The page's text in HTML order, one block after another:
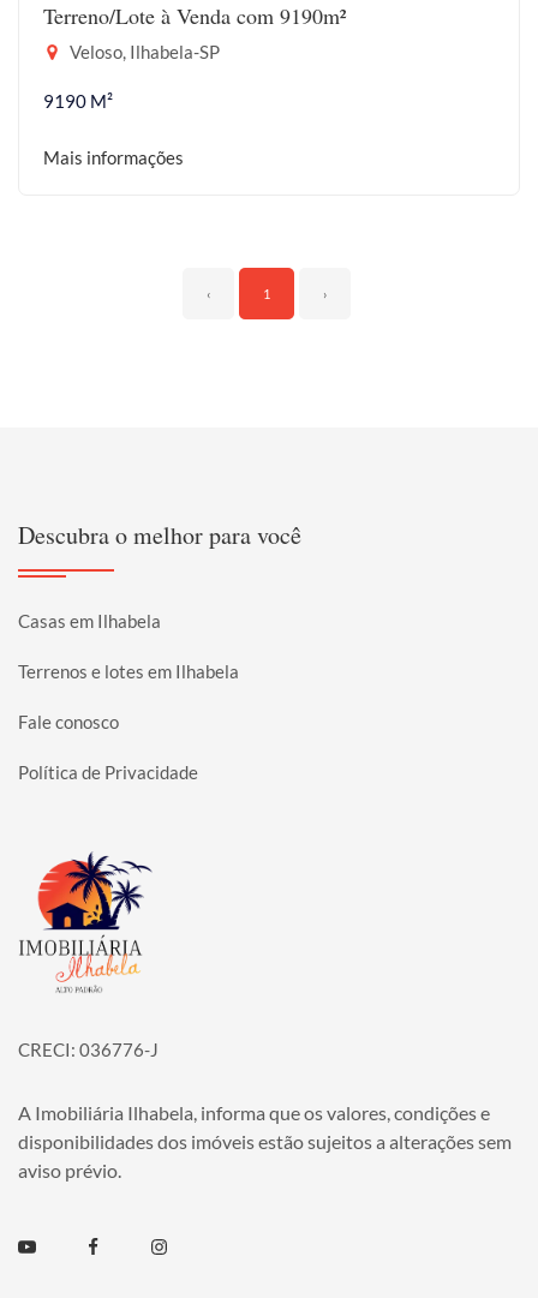
Terreno/Lote à Venda com 9190m²
Veloso, Ilhabela-SP
9190 M²
Mais informações
‹ 1 ›
Descubra o melhor para você
Casas em Ilhabela
Terrenos e lotes em Ilhabela
Fale conosco
Política de Privacidade
Página inicial
CRECI: 036776-J
A Imobiliária Ilhabela, informa que os valores, condições e
disponibilidades dos imóveis estão sujeitos a alterações sem
aviso prévio.
Youtube FacebookInstagram